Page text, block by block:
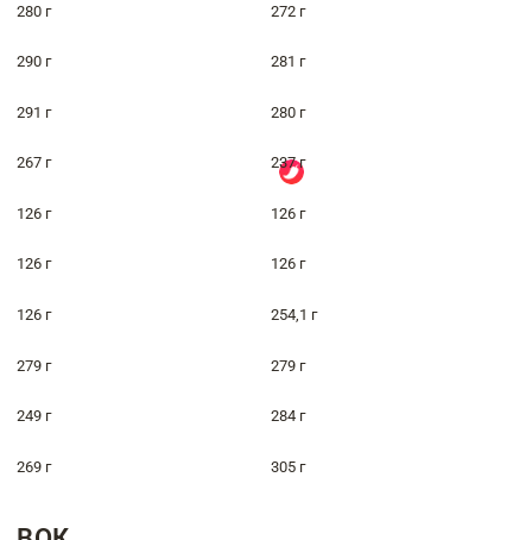
280 г 272 г
290 г 281 г
291 г 280 г
267 г 237 г
126 г 126 г
126 г 126 г
126 г 254,1 г
279 г 279 г
249 г 284 г
269 г 305 г